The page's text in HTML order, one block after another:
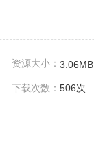
资源大小： 3.06MB
下载次数： 506次